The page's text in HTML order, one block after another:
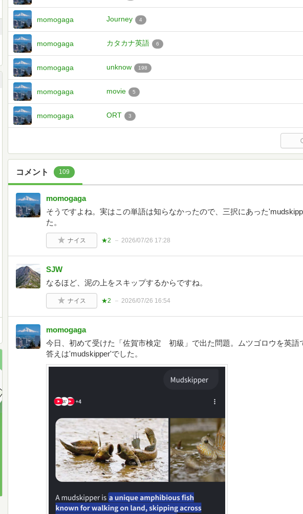
momogaga Journey 4
momogaga カタカナ英語 6
momogaga unknow 198
momogaga movie 5
momogaga ORT 3
コメント 109
momogaga
そうですよね。実はこの単語は知らなかったので、三択にあった
た。
ナイス ★2 2026/07/26 17:28
SJW
なるほど、泥の上をスキップするからですね。
ナイス ★2 2026/07/26 16:54
momogaga
今日、初めて受けた「佐賀市検定 初級」で出た問題。ムツゴロウを英語
答えは'mudskipper'でした。